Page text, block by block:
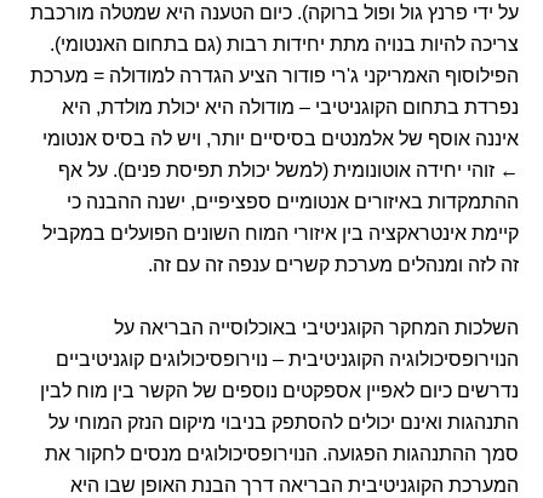
על ידי פרנץ גול ופול ברוקה). כיום הטענה היא שמטלה מורכבת
צריכה להיות בנויה מתת יחידות רבות (גם בתחום האנטומי).
הפילוסוף האמריקני ג'רי פודור הציע הגדרה למודולה = מערכת
נפרדת בתחום הקוגניטיבי – מודולה היא יכולת מולדת, היא
איננה אוסף של אלמנטים בסיסיים יותר, ויש לה בסיס אנטומי
← זוהי יחידה אוטונומית (למשל יכולת תפיסת פנים). על אף
ההתמקדות באיזורים אנטומיים ספציפיים, ישנה ההבנה כי
קיימת אינטראקציה בין איזורי המוח השונים הפועלים במקביל
זה לזה ומנהלים מערכת קשרים ענפה זה עם זה.
השלכות המחקר הקוגניטיבי באוכלוסייה הבריאה על
הנוירופסיכולוגיה הקוגניטיבית – נוירופסיכולוגים קוגניטיביים
נדרשים כיום לאפיין אספקטים נוספים של הקשר בין מוח לבין
התנהגות ואינם יכולים להסתפק בניבוי מיקום הנזק המוחי על
סמך ההתנהגות הפגועה. הנוירופסיכולוגים מנסים לחקור את
המערכת הקוגניטיבית הבריאה דרך הבנת האופן שבו היא